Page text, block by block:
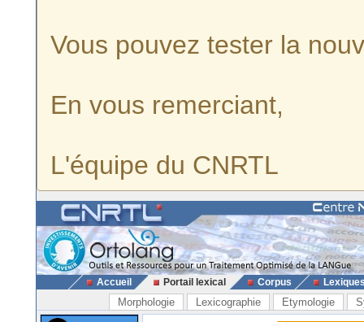
Vous pouvez tester la
En vous remerciant,
L'équipe du CNRTL
Accueil Portail lexical Corpus
Morphologie Lexicographie Etymologie